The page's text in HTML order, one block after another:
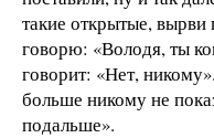
такие открытые, вырви
говорю: «Володя, ты
говорит: «Нет,
больше никому не
подальше».